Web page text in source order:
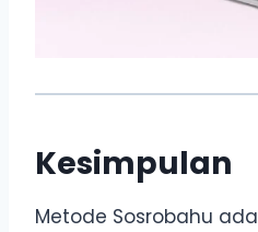
Kesimpulan
Metode Sosrobahu